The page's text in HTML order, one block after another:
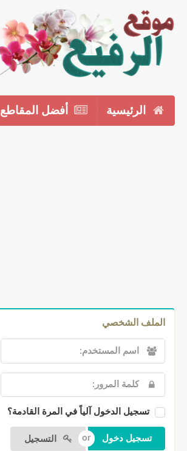
الرئيسية أفضل المقاطع
الملف الشخصي
تسجيل الدخول آلياً في المرة القادمة؟
التسجيل